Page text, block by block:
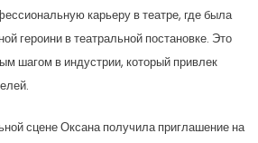
карьеру в театре, где была
героини в театральной постановке. Это
шагом в индустрии, который привлек
сцене Оксана получила приглашение на